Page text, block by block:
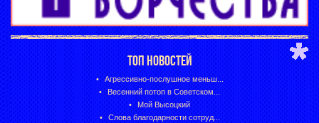
ТОП НОВОСТЕЙ
Агрессивно-послушное меньш...
Весенний потоп в Советском...
Мой Высоцкий
Слова благодарности сотруд...